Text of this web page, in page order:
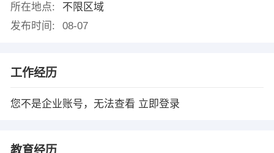
所在地点:
不限区域
发布时间:
08-07
工作经历
您不是企业账号，无法查看 立即登录
教育经历